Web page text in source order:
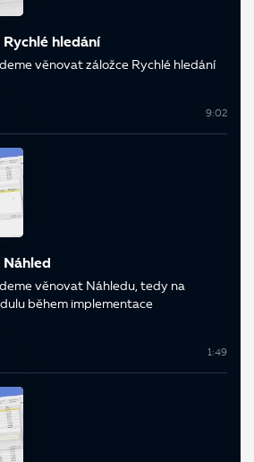
hledání
věnovat záložce Rychlé hledání
9:02
věnovat Náhledu, tedy na
během implementace
1:49